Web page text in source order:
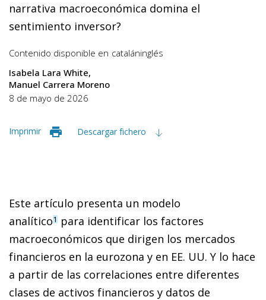
narrativa macroeconómica domina el
sentimiento inversor?
Contenido disponible en cataláninglés
Isabela Lara White
Manuel Carrera Moreno
8 de mayo de 2026
Imprimir Descargar fichero
Este artículo presenta un modelo
analítico1 para identificar los factores
macroeconómicos que dirigen los mercados
financieros en la eurozona y en EE. UU. Y lo hace
a partir de las correlaciones entre diferentes
clases de activos financieros y datos de